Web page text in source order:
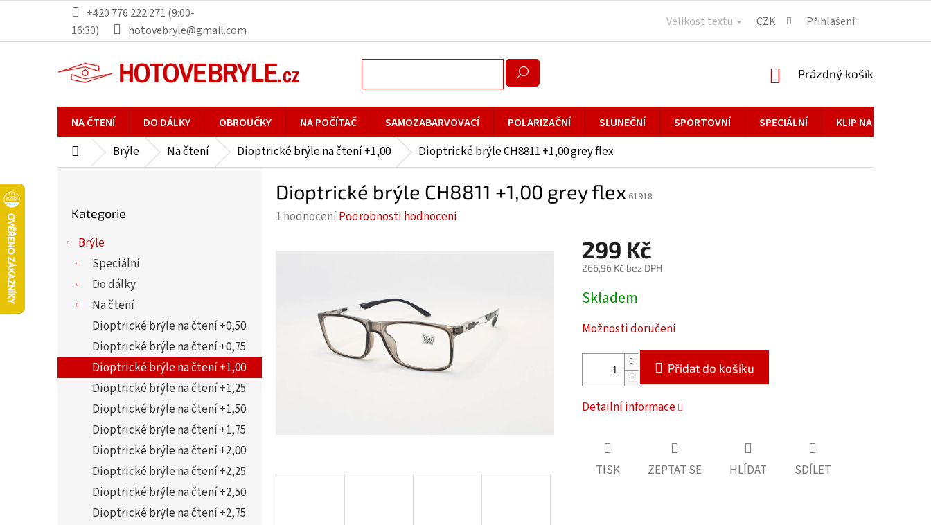
obsah
+420 776 222 271 (9:00-
16:30)
hotovebryle@gmail.com
Velikost textu CZK Přihlášení
NÁKUPNÍ
Prázdný košík
NA ČTENÍ DO DÁLKY OBROUČKY NA POČÍTAČ SAMOZABARVOVACÍ POLARIZAČNÍ SLUNEČNÍ SPORTOVNÍ SPECIÁLNÍ KLIP NA BRÝLE
DomůBrýle Na čtení Dioptrické brýle na čtení +1,00 Dioptrické brýle CH8811 +1,00 grey flex
e
kategorie
Kategorie
Brýle
Speciální
Do dálky
Na čtení
Dioptrické brýle na čtení +0,50
Dioptrické brýle na čtení +0,75
Dioptrické brýle na čtení +1,00
Dioptrické brýle na čtení +1,25
Dioptrické brýle na čtení +1,50
Dioptrické brýle na čtení +1,75
Dioptrické brýle na čtení +2,00
Dioptrické brýle na čtení +2,25
Dioptrické brýle na čtení +2,50
Dioptrické brýle na čtení +2,75
Dioptrické brýle CH8811 +1,00 grey flex 61918
Průměrné
hvězdiček.
1 hodnoceníPodrobnosti hodnocení
299 Kč
266,96 Kč bez DPH
Měrná
cena:
Skladem
Možnosti doručení
Přidat do košíku
Detailní informace
TISK ZEPTAT SE HLÍDAT SDÍLET